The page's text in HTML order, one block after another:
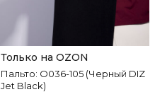
Пальто: О036-105 (Черный DIZ
Jet Black)
Только на OZON